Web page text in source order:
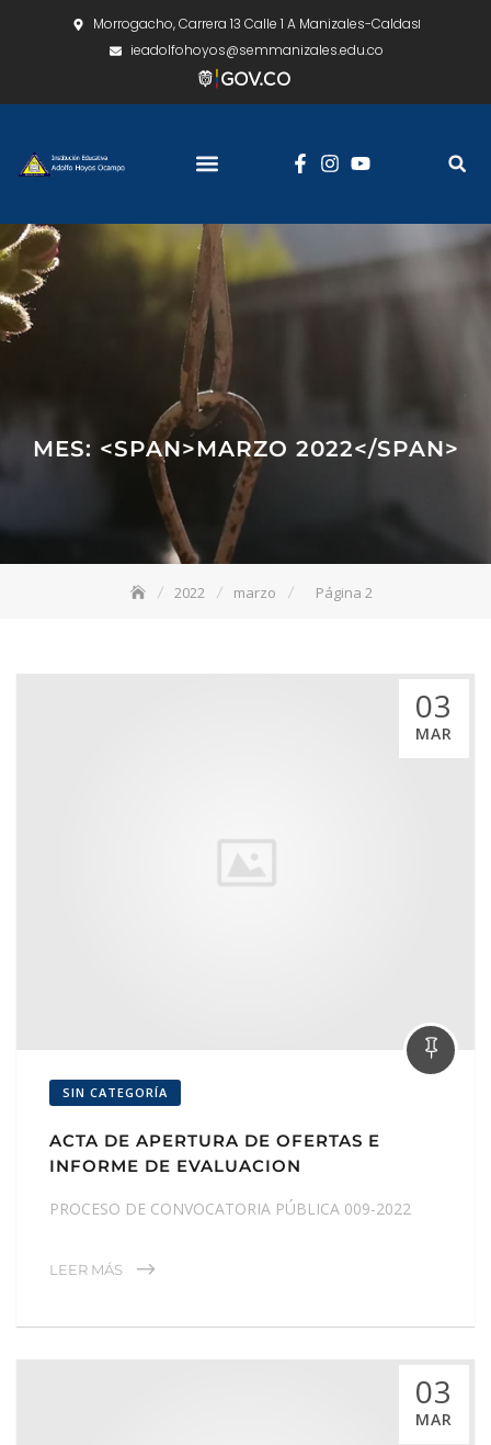
Morrogacho, Carrera 13 Calle 1 A Manizales-Caldas
ieadolfohoyos@semmanizales.edu.co
MES: <SPAN>MARZO 2022</SPAN>
2022 marzo Página 2
03
MAR
SIN CATEGORÍA
ACTA DE APERTURA DE OFERTAS E
INFORME DE EVALUACION
PROCESO DE CONVOCATORIA PÚBLICA 009-2022
LEER MÁS
03
MAR